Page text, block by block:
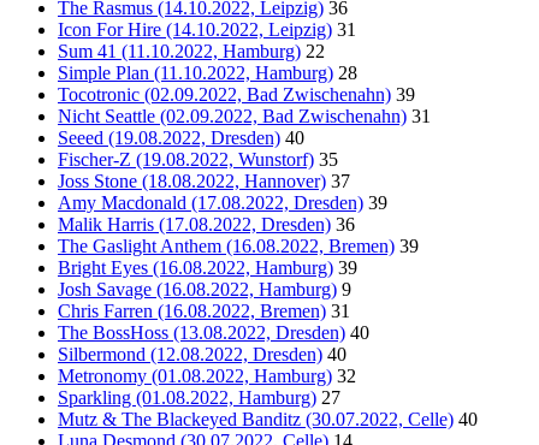
The Rasmus (14.10.2022, Leipzig) 36
Icon For Hire (14.10.2022, Leipzig) 31
Sum 41 (11.10.2022, Hamburg) 22
Simple Plan (11.10.2022, Hamburg) 28
Tocotronic (02.09.2022, Bad Zwischenahn) 39
Nicht Seattle (02.09.2022, Bad Zwischenahn) 31
Seeed (19.08.2022, Dresden) 40
Fischer-Z (19.08.2022, Wunstorf) 35
Joss Stone (18.08.2022, Hannover) 37
Amy Macdonald (17.08.2022, Dresden) 39
Malik Harris (17.08.2022, Dresden) 36
The Gaslight Anthem (16.08.2022, Bremen) 39
Bright Eyes (16.08.2022, Hamburg) 39
Josh Savage (16.08.2022, Hamburg) 9
Chris Farren (16.08.2022, Bremen) 31
The BossHoss (13.08.2022, Dresden) 40
Silbermond (12.08.2022, Dresden) 40
Metronomy (01.08.2022, Hamburg) 32
Sparkling (01.08.2022, Hamburg) 27
Mutz & The Blackeyed Banditz (30.07.2022, Celle) 40
Luna Desmond (30.07.2022, Celle) 14